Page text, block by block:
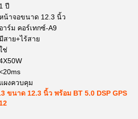
1 ปี
น้าจอขนาด 12.3 นิ้ว
อาร์ม คอร์เทกซ์-A9
สาย+ไร้สาย
ช่
แผงควบคุม
ขนาด 12.3 นิ้ว พร้อม BT 5.0 DSP GPS